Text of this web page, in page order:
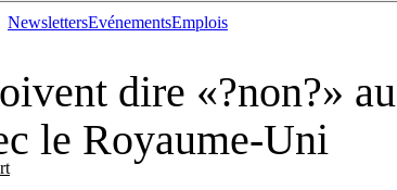
NewslettersEvénementsEmplois
dire «?non?» au
le Royaume-Uni